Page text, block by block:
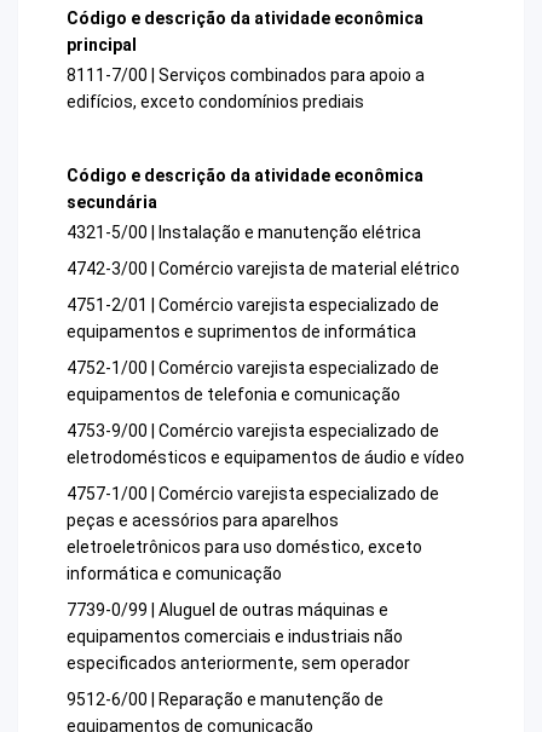
Código e descrição da atividade econômica
principal
8111-7/00 | Serviços combinados para apoio a
edifícios, exceto condomínios prediais
Código e descrição da atividade econômica
secundária
4321-5/00 | Instalação e manutenção elétrica
4742-3/00 | Comércio varejista de material elétrico
4751-2/01 | Comércio varejista especializado de
equipamentos e suprimentos de informática
4752-1/00 | Comércio varejista especializado de
equipamentos de telefonia e comunicação
4753-9/00 | Comércio varejista especializado de
eletrodomésticos e equipamentos de áudio e vídeo
4757-1/00 | Comércio varejista especializado de
peças e acessórios para aparelhos
eletroeletrônicos para uso doméstico, exceto
informática e comunicação
7739-0/99 | Aluguel de outras máquinas e
equipamentos comerciais e industriais não
especificados anteriormente, sem operador
9512-6/00 | Reparação e manutenção de
equipamentos de comunicação